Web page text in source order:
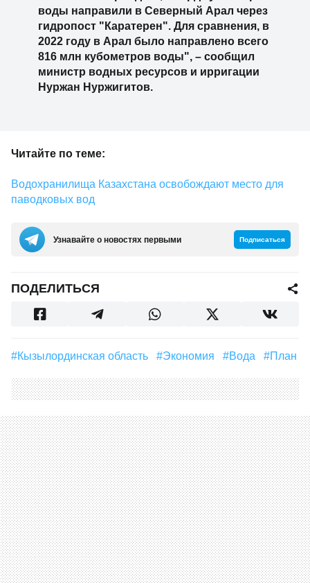
воды направили в Северный Арал через
гидропост "Каратерен". Для сравнения, в
2022 году в Арал было направлено всего
816 млн кубометров воды", – сообщил
министр водных ресурсов и ирригации
Нуржан Нуржигитов.
Читайте по теме:
Водохранилища Казахстана освобождают место для
паводковых вод
Узнавайте о новостях первыми Подписаться
ПОДЕЛИТЬСЯ
#Кызылординская область #экономия #вода #план